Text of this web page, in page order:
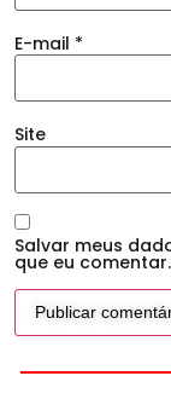
E-mail *
Site
Salvar meus
que eu comentar.